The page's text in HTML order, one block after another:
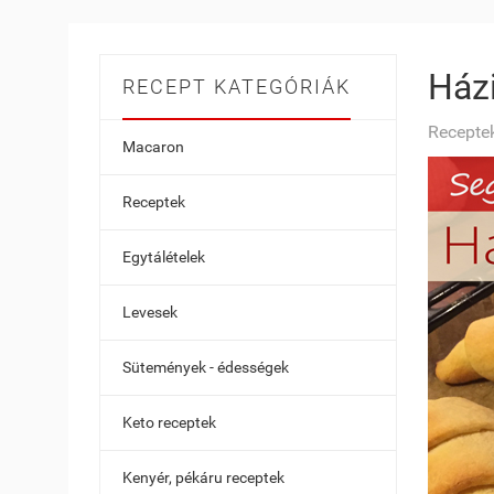
RECEPT KATEGÓRIÁK
Macaron
Receptek
Egytálételek
Levesek
Sütemények - édességek
Keto receptek
Kenyér, pékáru receptek